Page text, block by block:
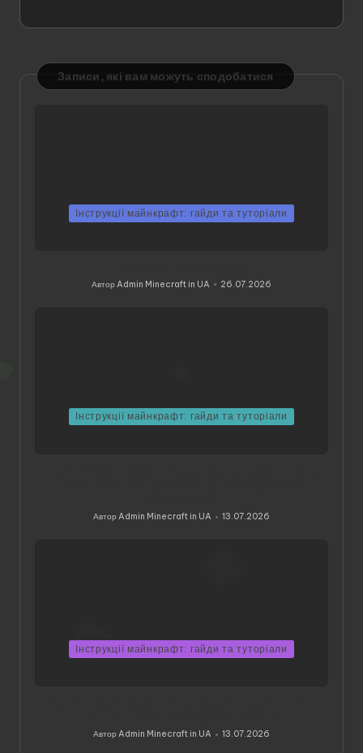
Записи, які вам можуть сподобатися
Інструкції майнкрафт: гайди та туторіали
Опубліковано
АвторAdmin Minecraft in UA 26.07.2026
Інструкції майнкрафт: гайди та туторіали
Опубліковано
АвторAdmin Minecraft in UA 13.07.2026
Інструкції майнкрафт: гайди та туторіали
Опубліковано
АвторAdmin Minecraft in UA 13.07.2026